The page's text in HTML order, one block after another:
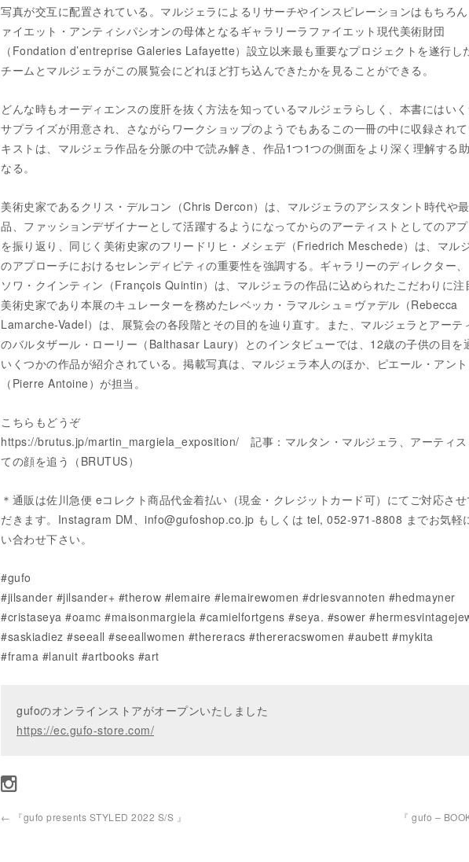
写真が交互に配置されている。マルジェラによるリサーチやインスピレーションはもちろ
ァイエット・アンティシパシオンの母体となるギャラリーラファイエット現代美術財団
（Fondation d’entreprise Galeries Lafayette）設立以来最も重要なプロジェクトを遂行し
チームとマルジェラがこの展覧会にどれほど打ち込んできたかを見ることができる。
どんな時もオーディエンスの度肝を抜く方法を知っているマルジェラらしく、本書にはい
サプライズが用意され、さながらワークショップのようでもあるこの一冊の中に収録され
キストは、マルジェラ作品を分脈の中で読み解き、作品1つ1つの側面をより深く理解する
なる。
美術史家であるクリス・デルコン（Chris Dercon）は、マルジェラのアシスタント時代や
品、ファッションデザイナーとして活躍するようになってからのアーティストとしてのア
を振り返り、同じく美術史家のフリードリヒ・メシェデ（Friedrich Meschede）は、マル
のアプローチにおけるセレンディピティの重要性を強調する。ギャラリーのディレクター
ソワ・クインティン（François Quintin）は、マルジェラの作品に込められたこだわりに注
美術史家であり本展のキュレーターを務めたレベッカ・ラマルシュ＝ヴァデル（Rebecca
Lamarche-Vadel）は、展覧会の各段階とその目的を辿り直す。また、マルジェラとアーテ
のバルタザール・ローリー（Balthasar Laury）とのインタビューでは、12歳の子供の目を
いくつかの作品が紹介されている。掲載写真は、マルジェラ本人のほか、ピエール・アン
（Pierre Antoine）が担当。
こちらもどうぞ
https://brutus.jp/martin_margiela_exposition/ 記事：マルタン・マルジェラ、アーティス
ての顔を追う（BRUTUS）
＊通販は佐川急便 eコレクト商品代金着払い（現金・クレジットカード可）にてご対応させ
だきます。Instagram DM、info@gufoshop.co.jp もしくは tel, 052-971-8808 までお気軽
い合わせ下さい。
#gufo
#jilsander #jilsander+ #therow #lemaire #lemairewomen #driesvannoten #hedmayner
#cristaseya #oamc #maisonmargiela #camielfortgens #seya. #sower
#saskiadiez #seeall #seeallwomen #thereracs #thereracswomen #aubett #mykita
#frama #lanuit #artbooks #art
gufoのオンラインストアがオープンいたしました
https://ec.gufo-store.com/
← 『gufo presents STYLED 2022 S/S 』 『 gufo –